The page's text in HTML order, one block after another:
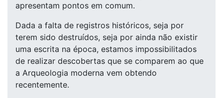
apresentam pontos em comum.
Dada a falta de registros históricos, seja por
terem sido destruídos, seja por ainda não existir
uma escrita na época, estamos impossibilitados
de realizar descobertas que se comparem ao que
a Arqueologia moderna vem obtendo
recentemente.